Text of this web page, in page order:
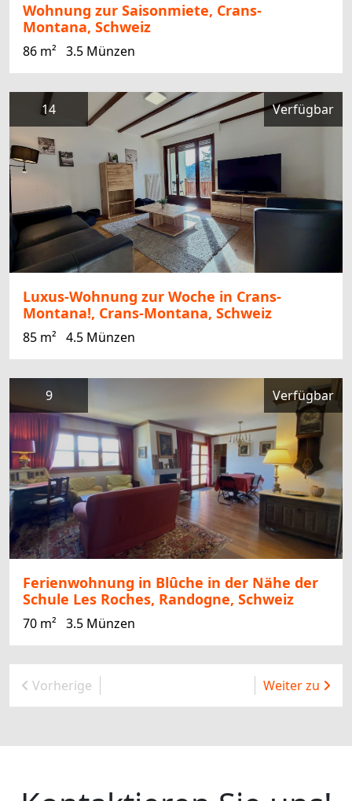
Wohnung zur Saisonmiete, Crans-
Montana, Schweiz
86 m² 3.5 Münzen
14 Verfügbar
Luxus-Wohnung zur Woche in Crans-
Montana!, Crans-Montana, Schweiz
85 m² 4.5 Münzen
9 Verfügbar
Ferienwohnung in Blûche in der Nähe der
Schule Les Roches, Randogne, Schweiz
70 m² 3.5 Münzen
Vorherige Weiter zu